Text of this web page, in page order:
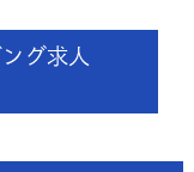
グ求人